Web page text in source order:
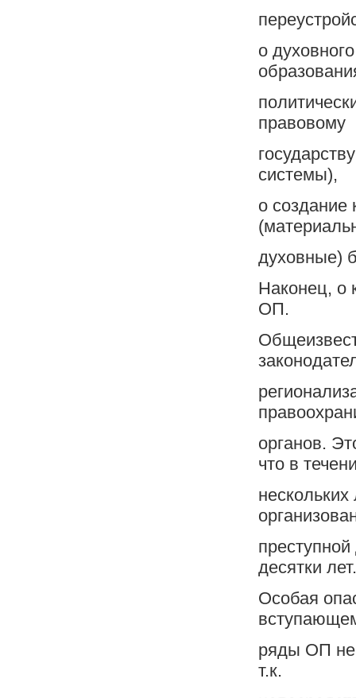
o
правовому
системы),
o создание
духовные)
Наконец, о
ОП.
органов.
что в
десятки лет.
Особая
ряды ОП не
т.к.